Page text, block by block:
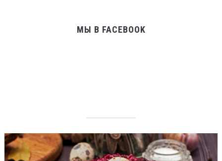
МЫ В FACEBOOK